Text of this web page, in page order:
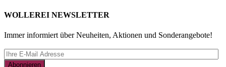
WOLLEREI NEWSLETTER
Immer informiert über Neuheiten, Aktionen und Sonderangebote!